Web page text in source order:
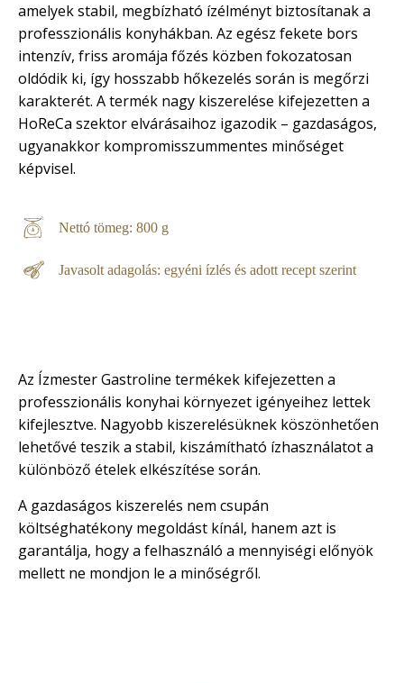
amelyek stabil, megbízható ízélményt biztosítanak a
professzionális konyhákban. Az egész fekete bors
intenzív, friss aromája főzés közben fokozatosan
oldódik ki, így hosszabb hőkezelés során is megőrzi
karakterét. A termék nagy kiszerelése kifejezetten a
HoReCa szektor elvárásaihoz igazodik – gazdaságos,
ugyanakkor kompromisszummentes minőséget
képvisel.
Nettó tömeg: 800 g
Javasolt adagolás: egyéni ízlés és adott recept szerint
Az Ízmester Gastroline termékek kifejezetten a
professzionális konyhai környezet igényeihez lettek
kifejlesztve. Nagyobb kiszerelésüknek köszönhetően
lehetővé teszik a stabil, kiszámítható ízhasználatot a
különböző ételek elkészítése során.
A gazdaságos kiszerelés nem csupán
költséghatékony megoldást kínál, hanem azt is
garantálja, hogy a felhasználó a mennyiségi előnyök
mellett ne mondjon le a minőségről.